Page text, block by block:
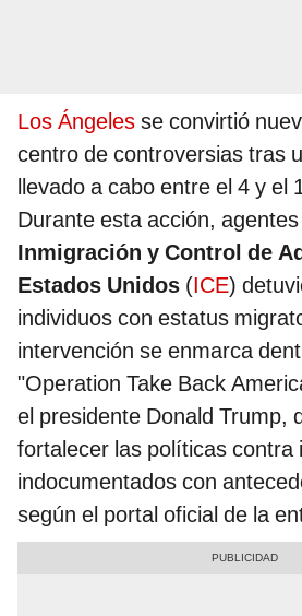
Los Ángeles se convirtió
centro de controversias tras
llevado a cabo entre el 4 y el
Durante esta acción,
Inmigración y Control de
Estados Unidos (ICE)
individuos con estatus
intervención se enmarca
"Operation Take Back
el presidente Donald Trump,
fortalecer las políticas contra
indocumentados con
según el portal oficial de la